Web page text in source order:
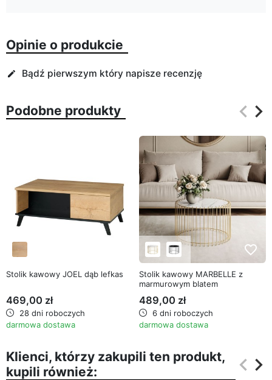
Opinie o produkcie
edit Bądź pierwszym który napisze recenzję
Podobne produkty keyboard_arrow_left
keyboard_arrow_right
Stolik kawowy JOEL dąb lefkas
469,00 zł
28 dni roboczych
darmowa dostawa
favorite_border
Stolik kawowy MARBELLE z
marmurowym blatem
489,00 zł
6 dni roboczych
darmowa dostawa
Klienci, którzy zakupili ten produkt,
kupili również:
keyboard_arrow_left
keyboard_arrow_right